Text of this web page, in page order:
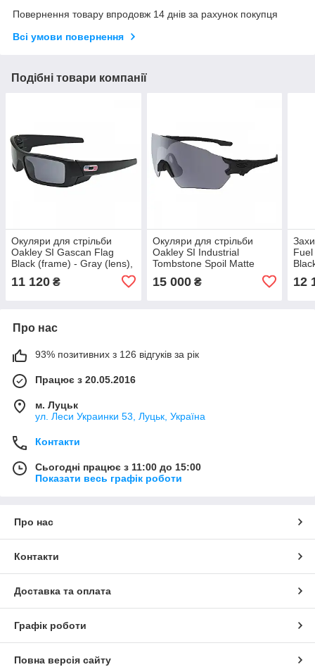
Повернення товару впродовж 14 днів за рахунок покупця
Всі умови повернення
Подібні товари компанії
Окуляри для стрільби
Oakley SI Gascan Flag
Black (frame) - Gray (lens),
оригінал. Доставка з США/
ЄС протягом 14 днів
11 120 ₴
Окуляри для стрільби
Oakley SI Industrial
Tombstone Spoil Matte
Black (frame) - Gray (lens),
оригінал. Доставка з США/
15 000₴
з
12
Про нас
93% позитивних з 126 відгуків за рік
Працює з 20.05.2016
м. Луцьк
ул. Леси Украинки 53, Луцьк, Україна
Контакти
Сьогодні працює з 11:00 до 15:00
Показати весь графік роботи
Про нас
Контакти
Доставка та оплата
Графік роботи
Повна версія сайту